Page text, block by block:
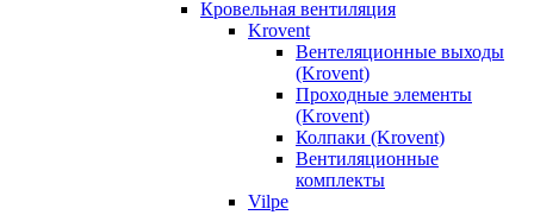
Кровельная вентиляция
Krovent
Вентеляционные выходы
(Krovent)
Проходные элементы
(Krovent)
Колпаки (Krovent)
Вентиляционные
комплекты
Vilpe